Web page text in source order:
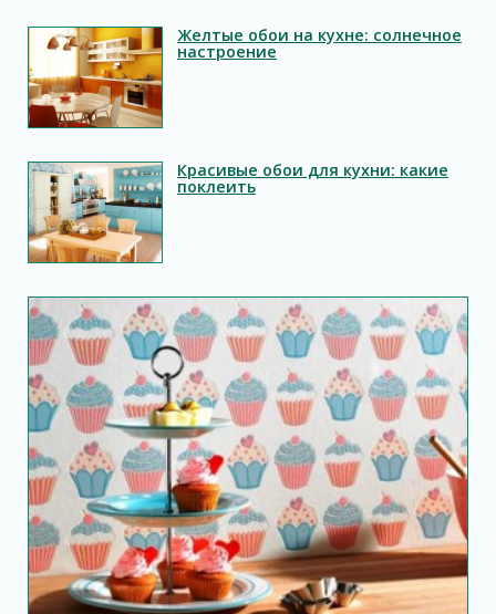
Желтые обои на кухне: солнечное
настроение
Красивые обои для кухни: какие
поклеить